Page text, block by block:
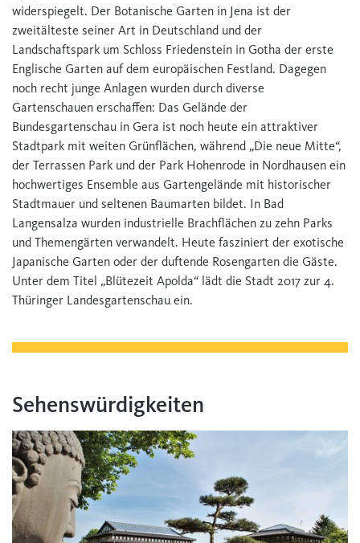
widerspiegelt. Der Botanische Garten in Jena ist der
zweitälteste seiner Art in Deutschland und der
Landschaftspark um Schloss Friedenstein in Gotha der erste
Englische Garten auf dem europäischen Festland. Dagegen
noch recht junge Anlagen wurden durch diverse
Gartenschauen erschaffen: Das Gelände der
Bundesgartenschau in Gera ist noch heute ein attraktiver
Stadtpark mit weiten Grünflächen, während „Die neue Mitte“,
der Terrassen Park und der Park Hohenrode in Nordhausen ein
hochwertiges Ensemble aus Gartengelände mit historischer
Stadtmauer und seltenen Baumarten bildet. In Bad
Langensalza wurden industrielle Brachflächen zu zehn Parks
und Themengärten verwandelt. Heute fasziniert der exotische
Japanische Garten oder der duftende Rosengarten die Gäste.
Unter dem Titel „Blütezeit Apolda“ lädt die Stadt 2017 zur 4.
Thüringer Landesgartenschau ein.
Sehenswürdigkeiten